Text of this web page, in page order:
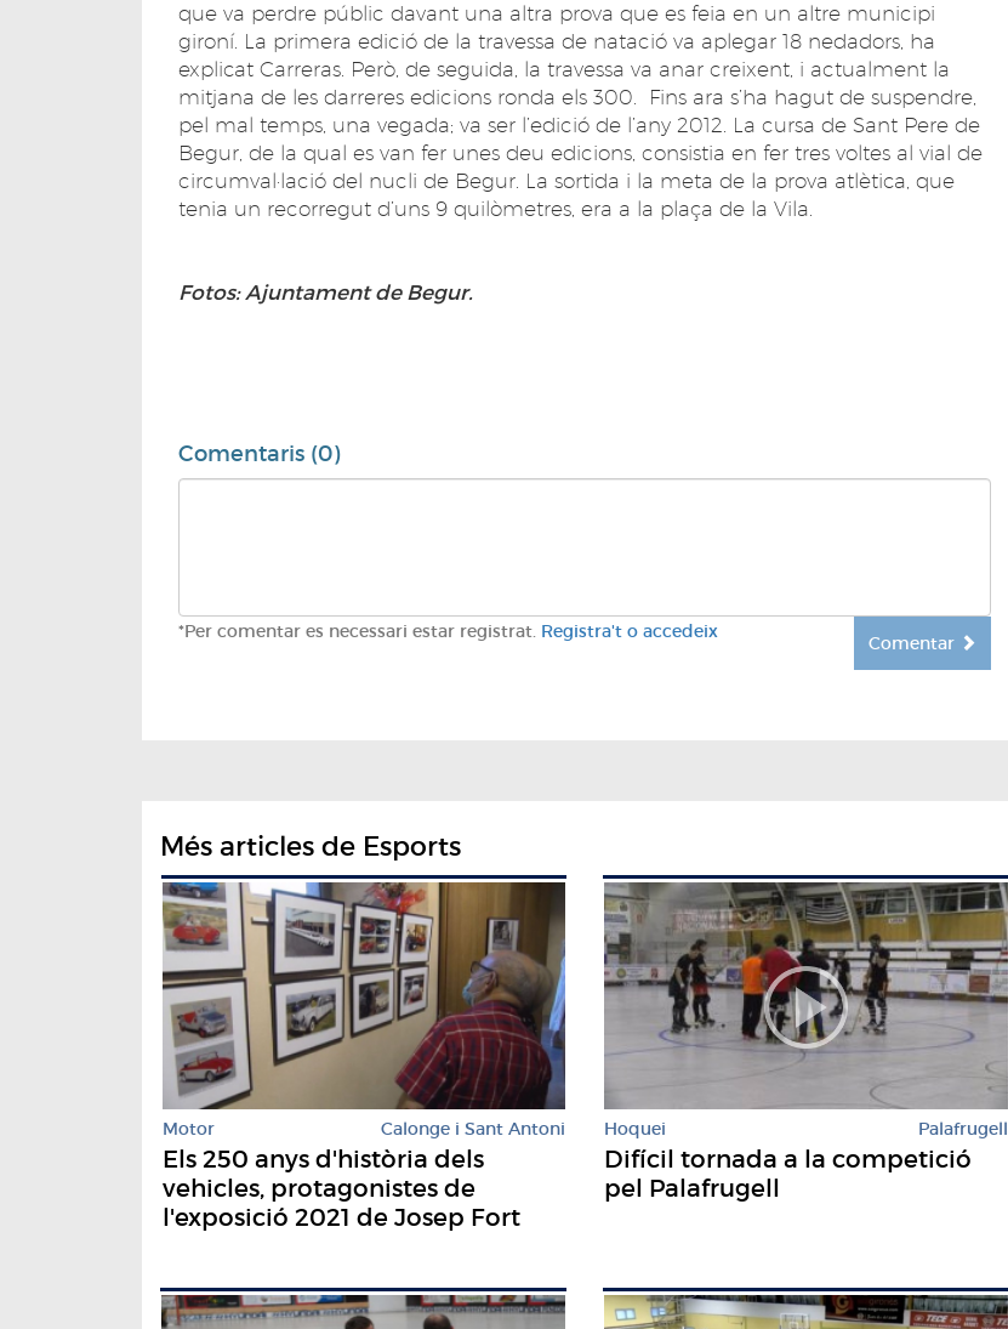
que va perdre públic davant una altra prova que es feia en un altre municipi
gironí. La primera edició de la travessa de natació va aplegar 18 nedadors, ha
explicat Carreras. Però, de seguida, la travessa va anar creixent, i actualment la
mitjana de les darreres edicions ronda els 300. Fins ara s’ha hagut de suspendre,
pel mal temps, una vegada; va ser l’edició de l’any 2012. La cursa de Sant Pere de
Begur, de la qual es van fer unes deu edicions, consistia en fer tres voltes al vial de
circumval·lació del nucli de Begur. La sortida i la meta de la prova atlètica, que
tenia un recorregut d’uns 9 quilòmetres, era a la plaça de la Vila.
Fotos: Ajuntament de Begur.
Comentaris (0)
*Per comentar es necessari estar registrat. Registra't o accedeix
Comentar
Més articles de Esports
Motor Calonge i Sant Antoni
Els 250 anys d'història dels
vehicles, protagonistes de
l'exposició 2021 de Josep Fort
Hoquei Palafrugell
Difícil tornada a la competició
pel Palafrugell